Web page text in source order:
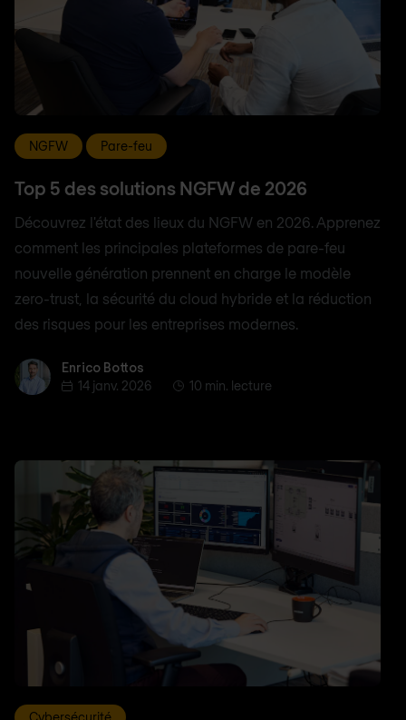
NGFW Pare-feu
Top 5 des solutions NGFW de 2026
Découvrez l'état des lieux du NGFW en 2026. Apprenez
comment les principales plateformes de pare-feu
nouvelle génération prennent en charge le modèle
zero-trust, la sécurité du cloud hybride et la réduction
des risques pour les entreprises modernes.
Enrico BottosEnrico Bottos
14 janv. 2026
10 min. lecture
Cybersécurité